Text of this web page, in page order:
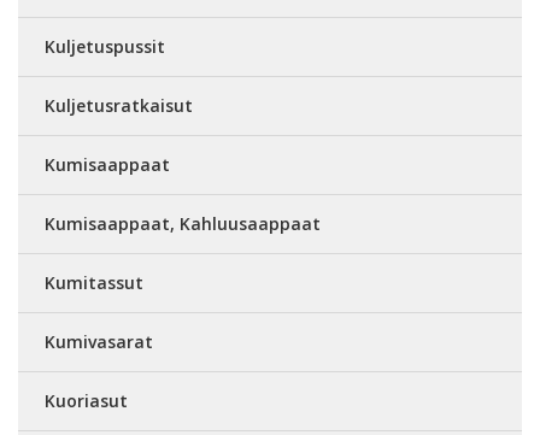
Kuljetuspussit
Kuljetusratkaisut
Kumisaappaat
Kumisaappaat, Kahluusaappaat
Kumitassut
Kumivasarat
Kuoriasut